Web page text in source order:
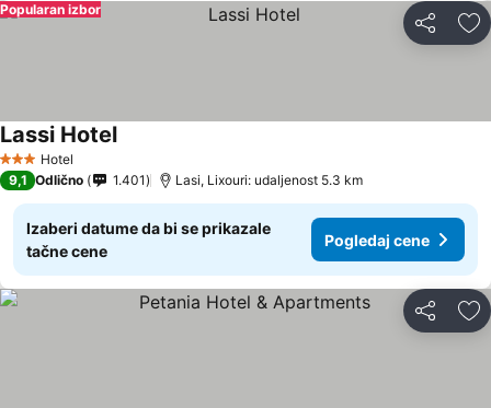
Deli
Popularan izbor
3 Zvezdice
Hotel
Lassi Hotel
9,1 Odlično 1.401 Lasi, Lixouri: udaljenost 5.3 km
Izaberi datume da bi se prikazale
tačne cene
Pogledaj cene
Deli